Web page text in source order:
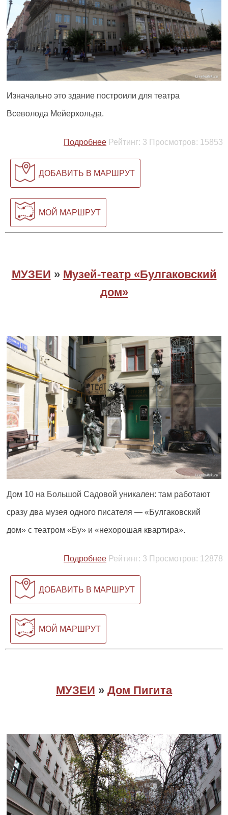
Изначально это здание построили для театра
Всеволода Мейерхольда.
Подробнее Рейтинг: 3 Просмотров: 15853
ДОБАВИТЬ В МАРШРУТ
МОЙ МАРШРУТ
МУЗЕИ » Музей-театр «Булгаковский
дом»
Дом 10 на Большой Садовой уникален: там работают
сразу два музея одного писателя — «Булгаковский
дом» с театром «Бу» и «нехорошая квартира».
Подробнее Рейтинг: 3 Просмотров: 12878
ДОБАВИТЬ В МАРШРУТ
МОЙ МАРШРУТ
МУЗЕИ » Дом Пигита